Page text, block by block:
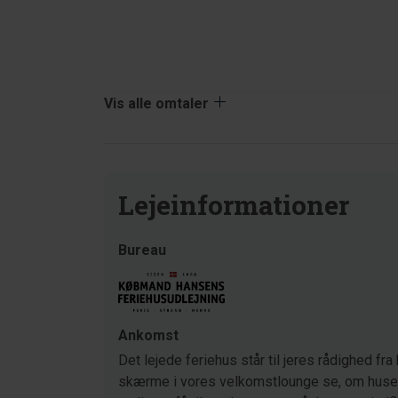
Vis alle omtaler
Lejeinformationer
Bureau
Ankomst
Det lejede feriehus står til jeres rådighed fra
skærme i vores velkomstlounge se, om